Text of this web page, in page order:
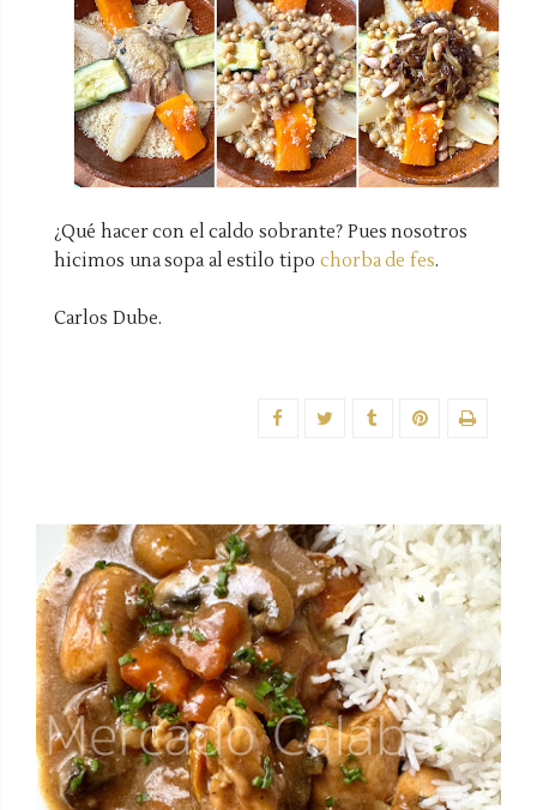
¿Qué hacer con el caldo sobrante? Pues nosotros
hicimos una sopa al estilo tipo chorba de fes.
Carlos Dube.